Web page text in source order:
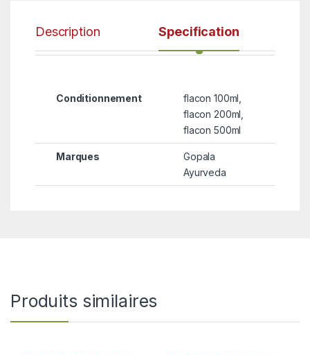
Description Specification
Conditionnement
flacon 100ml,
flacon 200ml,
flacon 500ml
Marques
Gopala
Ayurveda
Produits similaires